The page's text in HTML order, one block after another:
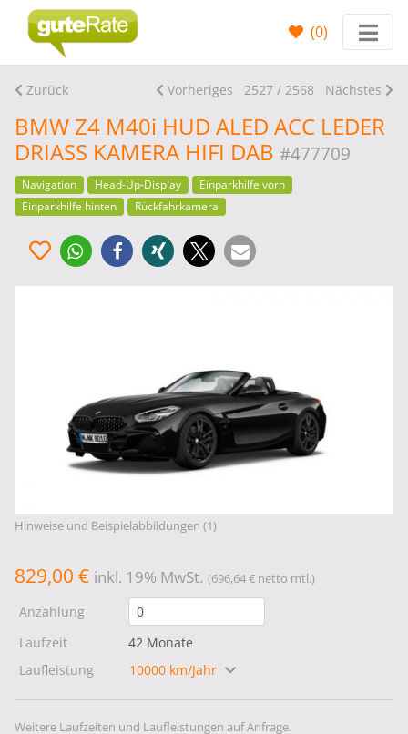
(0)
Zurück Vorheriges 2527 / 2568 Nächstes
BMW Z4 M40i HUD ALED ACC LEDER
DRIASS KAMERA HIFI DAB #477709
Navigation Head-Up-Display
Einparkhilfe vorn
Einparkhilfe hinten
Rückfahrkamera
Hinweise und Beispielabbildungen (1)
829,00 € inkl. 19% MwSt. (696,64 € netto mtl.)
Anzahlung
Laufzeit
42 Monate
Laufleistung
10000 km/Jahr
Weitere Laufzeiten und Laufleistungen auf Anfrage.